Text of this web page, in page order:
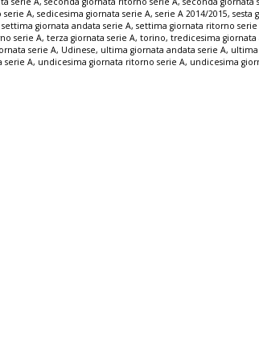
serie A,sedicesima giornata serie A,serie A 2014/2015,sesta
settima giornata andata serie A,settima giornata ritorno serie
serie A,terza giornata serie A,torino,tredicesima giornata
serie A, Udinese, ultima giornata andata serie A,
serie A, undicesima giornata ritorno serie A, undicesima